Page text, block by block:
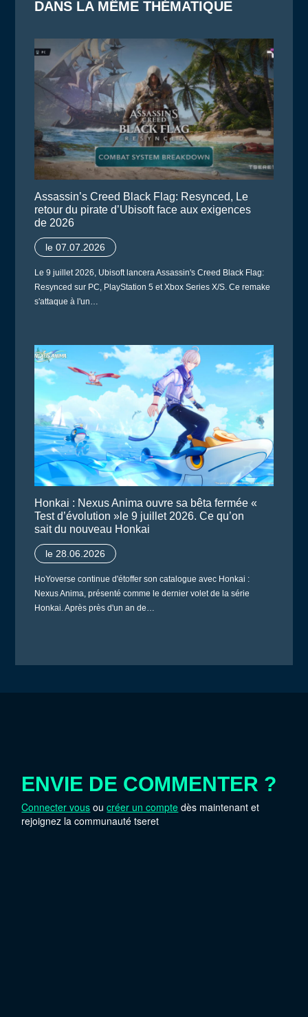
DANS LA MÊME THÉMATIQUE
Assassin’s Creed Black Flag: Resynced, Le
retour du pirate d’Ubisoft face aux exigences
de 2026
le 07.07.2026
Le 9 juillet 2026, Ubisoft lancera Assassin's Creed Black Flag:
Resynced sur PC, PlayStation 5 et Xbox Series X/S. Ce remake
s'attaque à l'un…
Honkai : Nexus Anima ouvre sa bêta fermée «
Test d’évolution »le 9 juillet 2026. Ce qu’on
sait du nouveau Honkai
le 28.06.2026
HoYoverse continue d'étoffer son catalogue avec Honkai :
Nexus Anima, présenté comme le dernier volet de la série
Honkai. Après près d'un an de…
ENVIE DE COMMENTER ?
Connecter vous oucréer un compte dès maintenant et
rejoignez la communauté tseret